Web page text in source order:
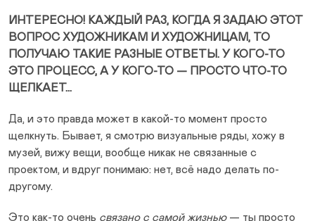
ИНТЕРЕСНО! КАЖДЫЙ РАЗ, КОГДА Я ЗАДАЮ ЭТОТ
ВОПРОС ХУДОЖНИКАМ И ХУДОЖНИЦАМ, ТО
ПОЛУЧАЮ ТАКИЕ РАЗНЫЕ ОТВЕТЫ. У КОГО-ТО
ЭТО ПРОЦЕСС, А У КОГО-ТО — ПРОСТО ЧТО-ТО
ЩЕЛКАЕТ…
Да, и это правда может в какой-то момент просто
щелкнуть. Бывает, я смотрю визуальные ряды, хожу в
музей, вижу вещи, вообще никак не связанные с
проектом, и вдруг понимаю: нет, всё надо делать по-
другому.
Это как-то очень связано с самой жизнью— ты просто